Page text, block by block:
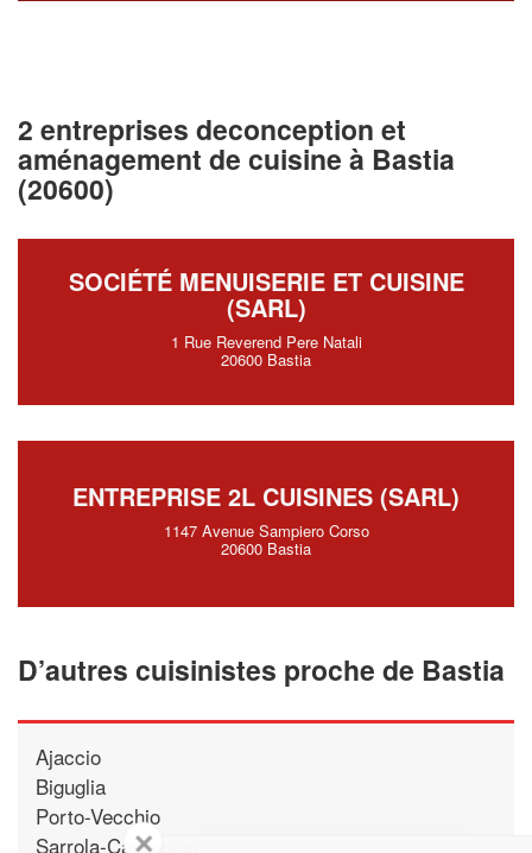
2 entreprises deconception et
aménagement de cuisine à Bastia
(20600)
SOCIÉTÉ MENUISERIE ET CUISINE
(SARL)
1 Rue Reverend Pere Natali
20600 Bastia
ENTREPRISE 2L CUISINES (SARL)
1147 Avenue Sampiero Corso
20600 Bastia
D’autres cuisinistes proche de Bastia
Ajaccio
Biguglia
Porto-Vecchio
Sarrola-Carcopino
✕